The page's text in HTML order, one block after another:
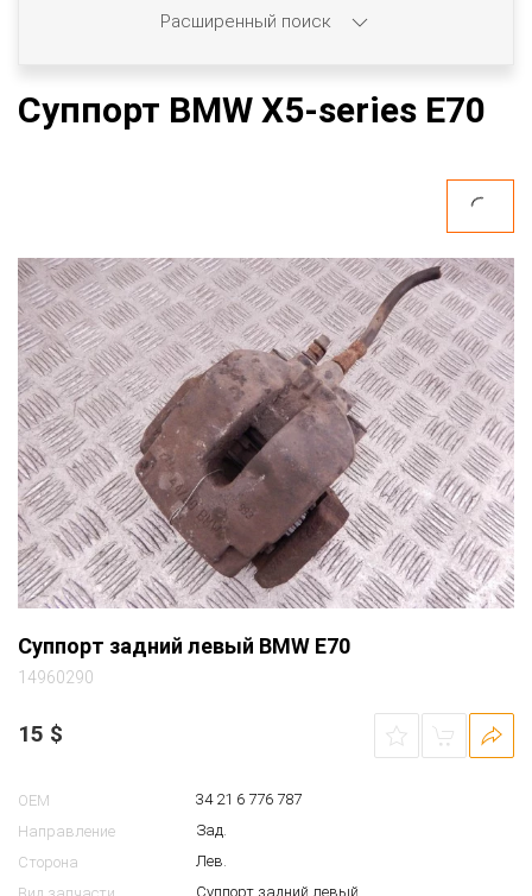
Суппорт BMW X5-series E70
Суппорт задний левый BMW E70
14960290
15 $
OEM
34 21 6 776 787
Направление
Зад.
Сторона
Лев.
Суппорт задний левый
Расширенный поиск